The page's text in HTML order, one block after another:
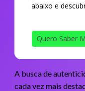
abaixo e
Quero Saber
A busca de
cada vez mais